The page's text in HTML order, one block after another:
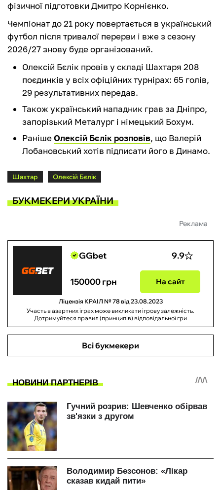
фізичної підготовки Дмитро Корнієнко.
Чемпіонат до 21 року повертається в український
футбол після тривалої перерви і вже з сезону
2026/27 знову буде організований.
Олексій Бєлік провів у складі Шахтаря 208
поєдинків у всіх офіційних турнірах: 65 голів,
29 результативних передав.
Також український нападник грав за Дніпро,
запорізький Металург і німецький Бохум.
Раніше Олексій Бєлік розповів, що Валерій
Лобановський хотів підписати його в Динамо.
Шахтар Олексій Бєлік
БУКМЕКЕРИ УКРАЇНИ
Реклама
GGbet 9.9
150000 грн На сайт
Ліцензія КРАІЛ № 78 від 23.08.2023
Участь в азартних іграх може викликати ігрову залежність.
Дотримуйтеся правил (принципів) відповідальної гри
Всі букмекери